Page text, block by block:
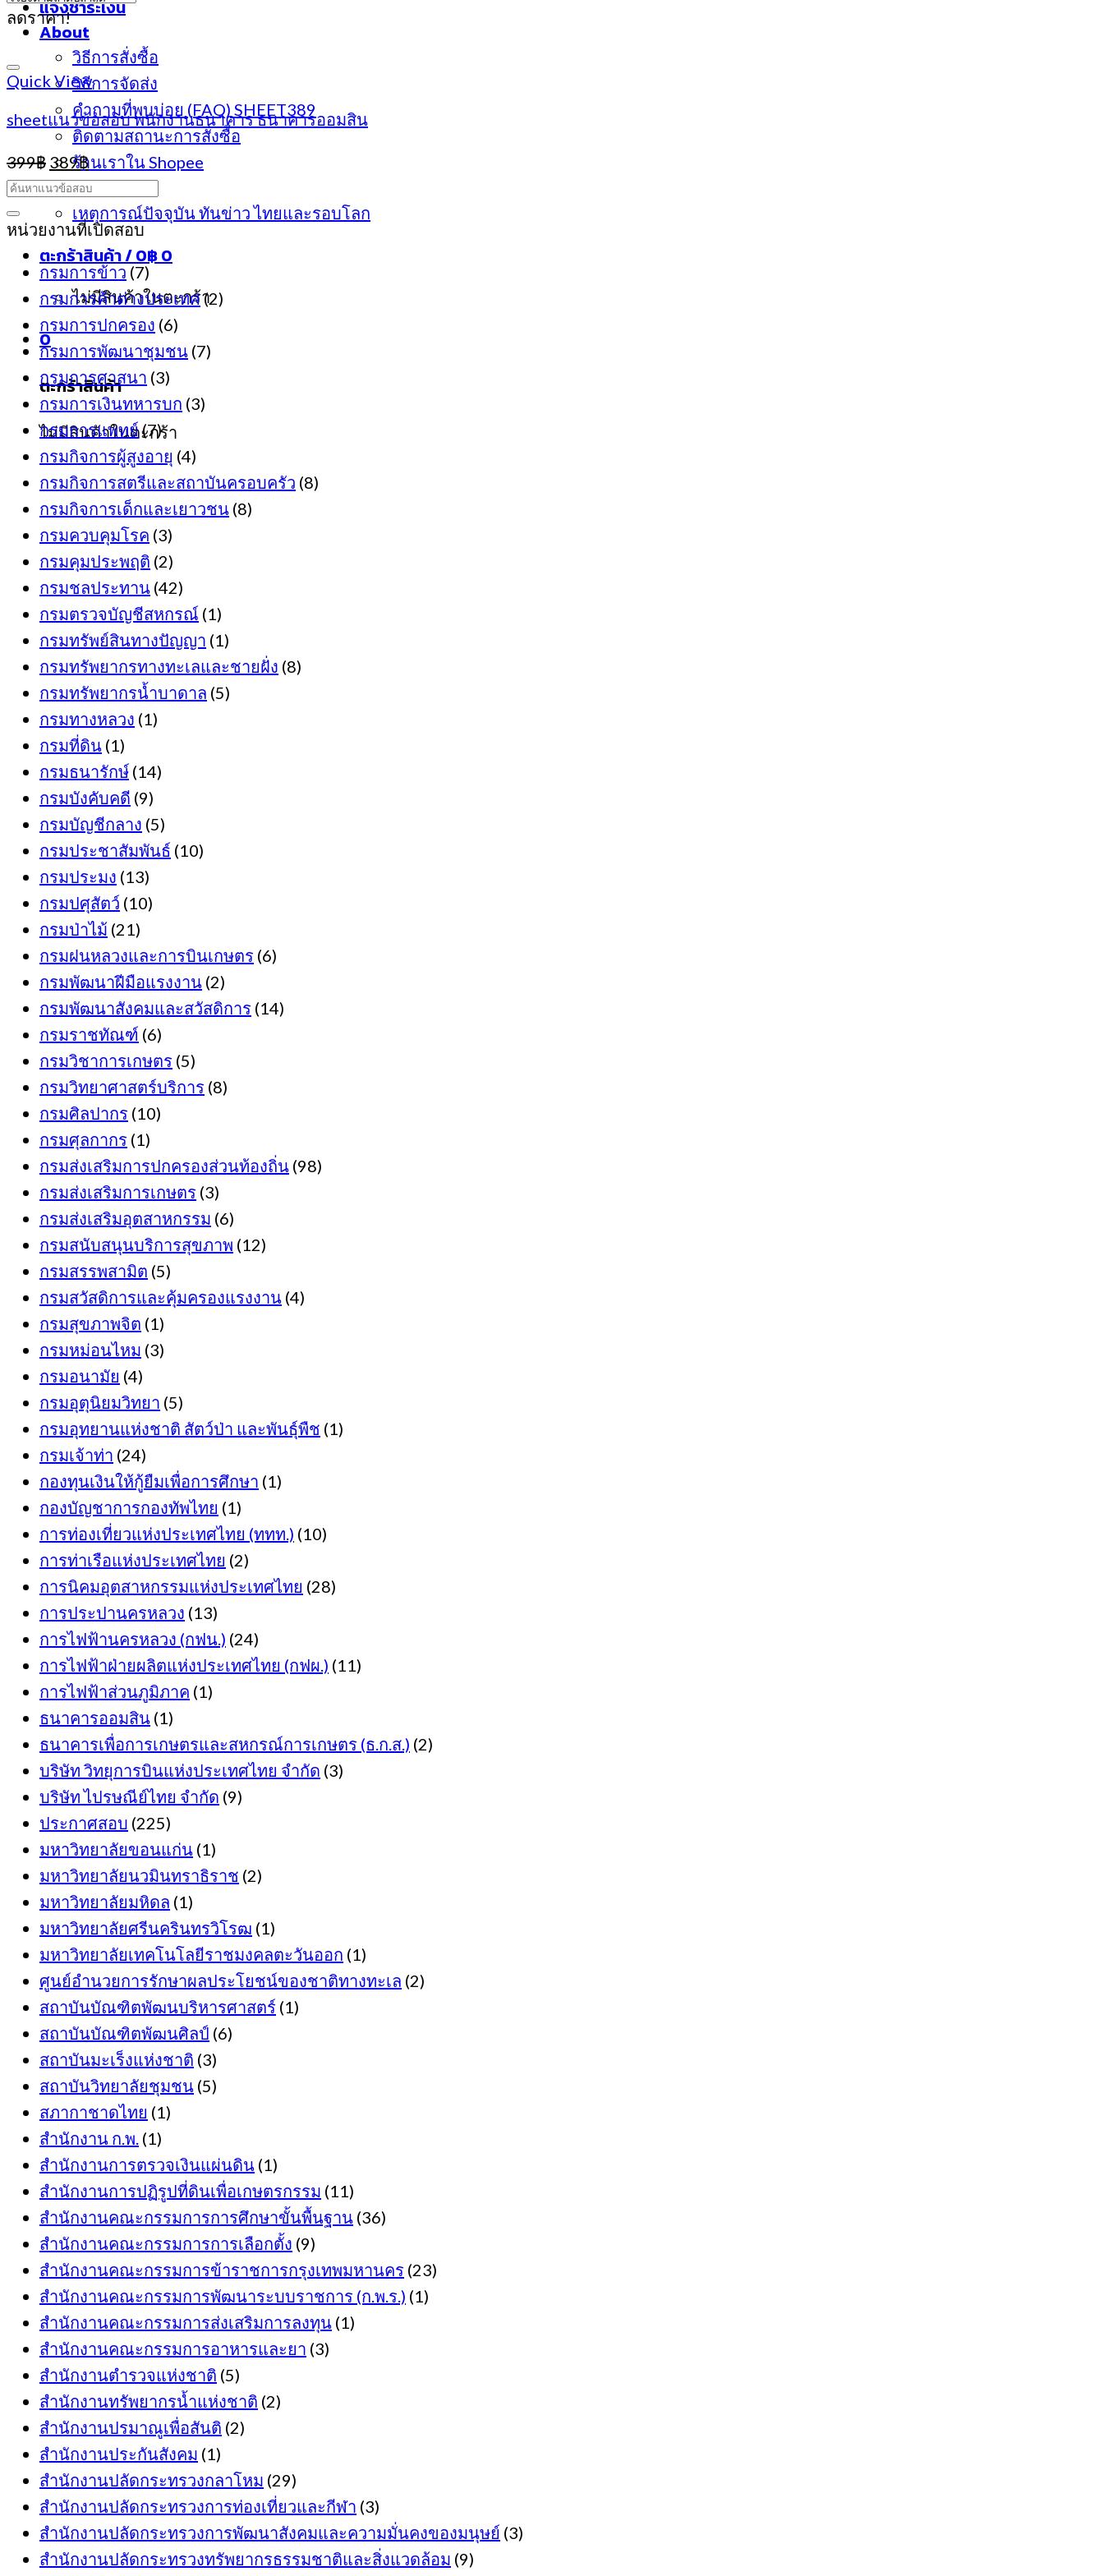
แจ้งชำระเงิน
About
วิธีการสั่งซื้อ
วิธีการจัดส่ง
คำถามที่พบบ่อย (FAQ) SHEET389
ติดตามสถานะการสั่งซื้อ
ร้านเราใน Shopee
ประกาศสอบ
เหตุการณ์ปัจจุบัน ทันข่าว ไทยและรอบโลก
ตะกร้าสินค้า /0฿0
ไม่มีสินค้าในตะกร้า
0
ตะกร้าสินค้า
ไม่มีสินค้าในตะกร้า
ลดราคา!
Quick View
sheetแนวข้อสอบ พนักงานธนาคาร ธนาคารออมสิน
399฿ Original
price
was:
399฿.
389฿Current
price
is:
389฿.
หน่วยงานที่เปิดสอบ
กรมการข้าว (7)
กรมการค้าต่างประเทศ(2)
กรมการปกครอง (6)
กรมการพัฒนาชุมชน (7)
กรมการศาสนา (3)
กรมการเงินทหารบก (3)
กรมการแพทย์(7)
กรมกิจการผู้สูงอายุ (4)
กรมกิจการสตรีและสถาบันครอบครัว (8)
กรมกิจการเด็กและเยาวชน (8)
กรมควบคุมโรค (3)
กรมคุมประพฤติ (2)
กรมชลประทาน (42)
กรมตรวจบัญชีสหกรณ์ (1)
กรมทรัพย์สินทางปัญญา (1)
กรมทรัพยากรทางทะเลและชายฝั่ง (8)
กรมทรัพยากรน้ำบาดาล (5)
กรมทางหลวง (1)
กรมที่ดิน (1)
กรมธนารักษ์ (14)
กรมบังคับคดี (9)
กรมบัญชีกลาง (5)
กรมประชาสัมพันธ์ (10)
กรมประมง (13)
กรมปศุสัตว์ (10)
กรมป่าไม้ (21)
กรมฝนหลวงและการบินเกษตร (6)
กรมพัฒนาฝีมือแรงงาน (2)
กรมพัฒนาสังคมและสวัสดิการ (14)
กรมราชทัณฑ์ (6)
กรมวิชาการเกษตร (5)
กรมวิทยาศาสตร์บริการ (8)
กรมศิลปากร (10)
กรมศุลกากร (1)
กรมส่งเสริมการปกครองส่วนท้องถิ่น (98)
กรมส่งเสริมการเกษตร (3)
กรมส่งเสริมอุตสาหกรรม (6)
กรมสนับสนุนบริการสุขภาพ (12)
กรมสรรพสามิต (5)
กรมสวัสดิการและคุ้มครองแรงงาน (4)
กรมสุขภาพจิต (1)
กรมหม่อนไหม (3)
กรมอนามัย (4)
กรมอุตุนิยมวิทยา (5)
กรมอุทยานแห่งชาติ สัตว์ป่า และพันธุ์พืช (1)
กรมเจ้าท่า (24)
กองทุนเงินให้กู้ยืมเพื่อการศึกษา (1)
กองบัญชาการกองทัพไทย (1)
การท่องเที่ยวแห่งประเทศไทย (ททท.) (10)
การท่าเรือแห่งประเทศไทย (2)
การนิคมอุตสาหกรรมแห่งประเทศไทย (28)
การประปานครหลวง (13)
การไฟฟ้านครหลวง (กฟน.) (24)
การไฟฟ้าฝ่ายผลิตแห่งประเทศไทย (กฟผ.) (11)
การไฟฟ้าส่วนภูมิภาค (1)
ธนาคารออมสิน (1)
ธนาคารเพื่อการเกษตรและสหกรณ์การเกษตร (ธ.ก.ส.) (2)
บริษัท วิทยุการบินแห่งประเทศไทย จำกัด (3)
บริษัท ไปรษณีย์ไทย จำกัด (9)
ประกาศสอบ (225)
มหาวิทยาลัยขอนแก่น (1)
มหาวิทยาลัยนวมินทราธิราช (2)
มหาวิทยาลัยมหิดล (1)
มหาวิทยาลัยศรีนครินทรวิโรฒ (1)
มหาวิทยาลัยเทคโนโลยีราชมงคลตะวันออก (1)
ศูนย์อำนวยการรักษาผลประโยชน์ของชาติทางทะเล (2)
สถาบันบัณฑิตพัฒนบริหารศาสตร์ (1)
สถาบันบัณฑิตพัฒนศิลป์ (6)
สถาบันมะเร็งแห่งชาติ (3)
สถาบันวิทยาลัยชุมชน (5)
สภากาชาดไทย (1)
สำนักงาน ก.พ. (1)
สำนักงานการตรวจเงินแผ่นดิน (1)
สำนักงานการปฏิรูปที่ดินเพื่อเกษตรกรรม (11)
สำนักงานคณะกรรมการการศึกษาขั้นพื้นฐาน (36)
สำนักงานคณะกรรมการการเลือกตั้ง (9)
สำนักงานคณะกรรมการข้าราชการกรุงเทพมหานคร (23)
สำนักงานคณะกรรมการพัฒนาระบบราชการ (ก.พ.ร.) (1)
สำนักงานคณะกรรมการส่งเสริมการลงทุน (1)
สำนักงานคณะกรรมการอาหารและยา (3)
สำนักงานตำรวจแห่งชาติ (5)
สำนักงานทรัพยากรน้ำแห่งชาติ (2)
สำนักงานปรมาณูเพื่อสันติ (2)
สำนักงานประกันสังคม (1)
สำนักงานปลัดกระทรวงกลาโหม (29)
สำนักงานปลัดกระทรวงการท่องเที่ยวและกีฬา (3)
สำนักงานปลัดกระทรวงการพัฒนาสังคมและความมั่นคงของมนุษย์ (3)
สำนักงานปลัดกระทรวงทรัพยากรธรรมชาติและสิ่งแวดล้อม (9)